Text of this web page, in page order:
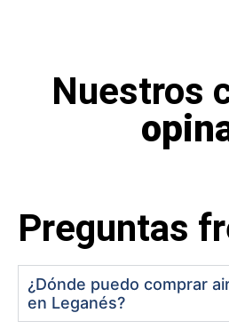
Nuestros
Preguntas
¿Dónde puedo comprar
en Leganés?